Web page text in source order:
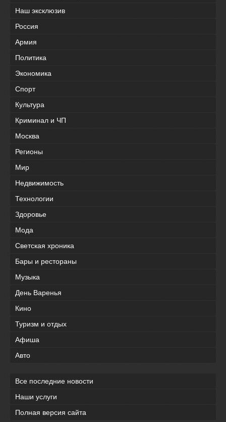
Наш эксклюзив
Россия
Армия
Политика
Экономика
Спорт
Культура
Криминал и ЧП
Москва
Регионы
Мир
Недвижимость
Технологии
Здоровье
Мода
Светская хроника
Бары и рестораны
Музыка
День Варенья
Кино
Туризм и отдых
Афиша
Авто
Все последние новости
Наши услуги
Полная версия сайта